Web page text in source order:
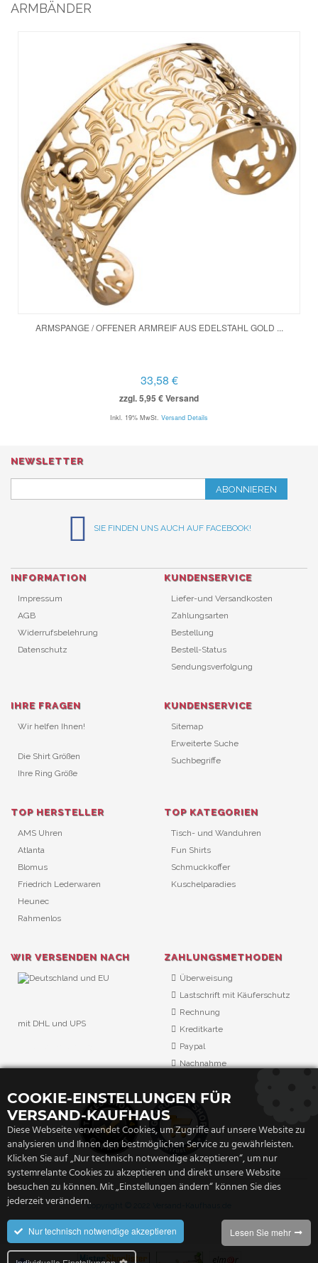
ARMBÄNDER
ARMSPANGE / OFFENER ARMREIF AUS EDELSTAHL GOLD ...
33,58 €
zzgl. 5,95 € Versand
Inkl. 19% MwSt. Versand Details
NEWSLETTER
ABONNIEREN
SIE FINDEN UNS AUCH AUF FACEBOOK!
INFORMATION
Impressum
AGB
Widerrufsbelehrung
Datenschutz
KUNDENSERVICE
Liefer-und Versandkosten
Zahlungsarten
Bestellung
Bestell-Status
Sendungsverfolgung
IHRE FRAGEN
Wir helfen Ihnen!
Die Shirt Größen
Ihre Ring Größe
KUNDENSERVICE
Sitemap
Erweiterte Suche
Suchbegriffe
TOP HERSTELLER
AMS Uhren
Atlanta
Blomus
Friedrich Lederwaren
Heunec
Rahmenlos
TOP KATEGORIEN
Tisch- und Wanduhren
Fun Shirts
Schmuckkoffer
Kuschelparadies
WIR VERSENDEN NACH
mit DHL und UPS
ZAHLUNGSMETHODEN
Überweisung
Lastschrift mit Käuferschutz
Rechnung
Kreditkarte
Paypal
Nachnahme
copyright © 2022 Versand-Kaufhaus.de
COOKIE-EINSTELLUNGEN FÜR
VERSAND-KAUFHAUS
Diese Webseite verwendet Cookies, um Zugriffe auf unsere Website zu
analysieren und Ihnen den bestmöglichen Service zu gewährleisten.
Klicken Sie auf „Nur technisch notwendige akzeptieren“, um nur
systemrelante Cookies zu akzeptieren und direkt unsere Website
besuchen zu können. Mit „Einstellungen ändern“ können Sie dies
jederzeit verändern.
Nur technisch notwendige akzeptieren Lesen Sie mehr